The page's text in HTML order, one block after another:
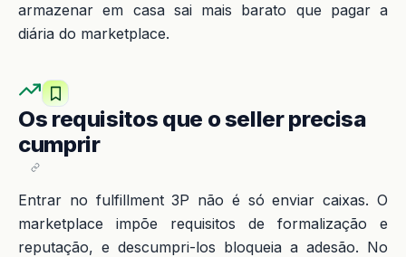
armazenar em casa sai mais barato que pagar a
diária do marketplace.
Os requisitos que o seller precisa
cumprir
Entrar no fulfillment 3P não é só enviar caixas. O
marketplace impõe requisitos de formalização e
reputação, e descumpri-los bloqueia a adesão. No